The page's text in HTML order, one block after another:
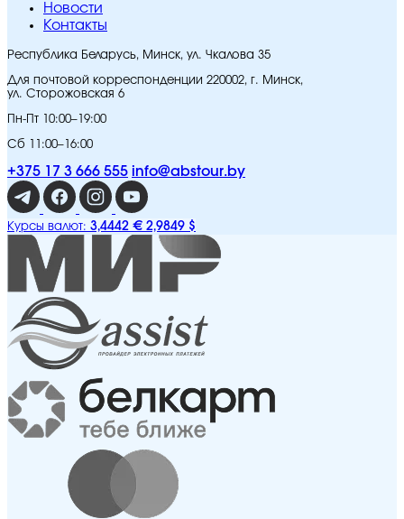
Новости
Контакты
Республика Беларусь, Минск, ул. Чкалова 35
Для почтовой корреспонденции 220002, г. Минск,
ул. Сторожовская 6
Пн-Пт 10:00–19:00
Сб 11:00–16:00
+375 17 3 666 555 info@abstour.by
Курсы валют: 3,4442 € 2,9849 $